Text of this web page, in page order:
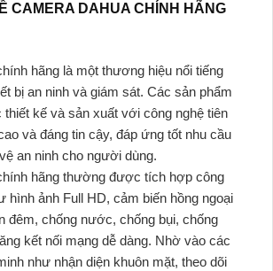
CAMERA DAHUA CHÍNH HÃNG
hãng là một thương hiệu nổi tiếng
bị an ninh và giám sát. Các sản phẩm
kế và sản xuất với công nghệ tiên
và đáng tin cậy, đáp ứng tốt nhu cầu
an ninh cho người dùng.
hãng thường được tích hợp công
hình ảnh Full HD, cảm biến hồng ngoại
đêm, chống nước, chống bụi, chống
kết nối mạng dễ dàng. Nhờ vào các
như nhận diện khuôn mặt, theo dõi